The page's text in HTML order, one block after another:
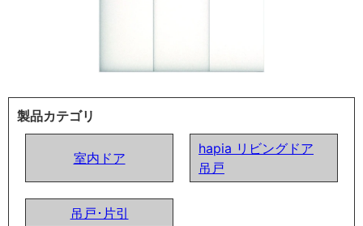
製品カテゴリ
室内ドア
hapia リビングドア
吊戸
吊戸･片引